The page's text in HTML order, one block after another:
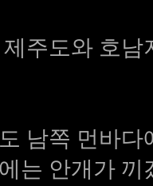
주도와 호
남쪽 먼바
는 안개가